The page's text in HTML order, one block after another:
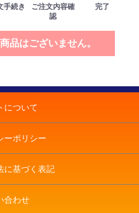
手続き
ご注文内容確
認
完了
品はございません。
について
ーポリシー
に基づく表記
合わせ